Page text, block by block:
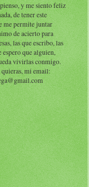
y me siento feliz
de tener este
me permite juntar
de acierto para
las que escribo, las
espero que alguien,
vivirlas conmigo.
mi email: